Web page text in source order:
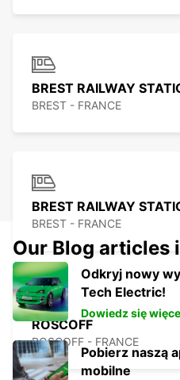
BREST RAILWAY
BREST - FRANCE
BREST RAILWAY
BREST - FRANCE
ROSCOFF
ROSCOFF - FRANCE
Our Blog articles
Odkryj nowy
Tech Electric!
Dowiedz się
Pobierz naszą
mobilne